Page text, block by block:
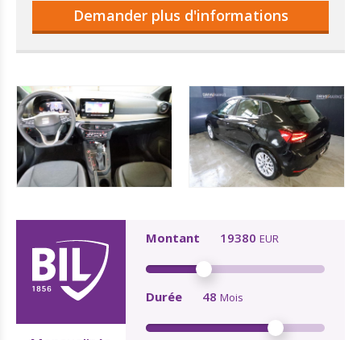
Demander plus d'informations
Montant 19380 EUR
Durée 48 Mois